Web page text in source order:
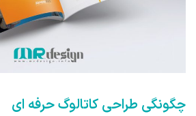
چگونگی طراحی کاتالوگ حرفه ای